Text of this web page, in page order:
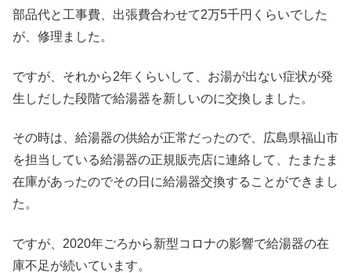
部品代と工事費、出張費合わせて2万5千円くらいでした
が、修理ました。
ですが、それから2年くらいして、お湯が出ない症状が発
生しだした段階で給湯器を新しいのに交換しました。
その時は、給湯器の供給が正常だったので、広島県福山市
を担当している給湯器の正規販売店に連絡して、たまたま
在庫があったのでその日に給湯器交換することができまし
た。
ですが、2020年ごろから新型コロナの影響で給湯器の在
庫不足が続いています。